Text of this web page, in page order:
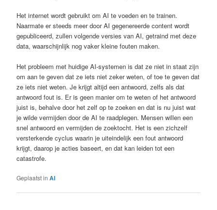
Het internet wordt gebruikt om AI te voeden en te trainen.
Naarmate er steeds meer door AI gegenereerde content wordt
gepubliceerd, zullen volgende versies van AI, getraind met deze
data, waarschijnlijk nog vaker kleine fouten maken.
Het probleem met huidige AI-systemen is dat ze niet in staat zijn
om aan te geven dat ze iets niet zeker weten, of toe te geven dat
ze iets niet weten. Je krijgt altijd een antwoord, zelfs als dat
antwoord fout is. Er is geen manier om te weten of het antwoord
juist is, behalve door het zelf op te zoeken en dat is nu juist wat
je wilde vermijden door de AI te raadplegen. Mensen willen een
snel antwoord en vermijden de zoektocht. Het is een zichzelf
versterkende cyclus waarin je uiteindelijk een fout antwoord
krijgt, daarop je acties baseert, en dat kan leiden tot een
catastrofe.
Geplaatst in AI